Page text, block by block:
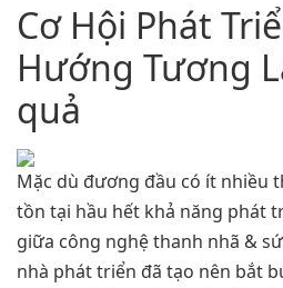
Cơ Hội Phát
Hướng Tương
quả
Mặc dù đương đầu có ít nhiều
tồn tại hầu hết khả năng phát
giữa công nghệ thanh nhã &
nhà phát triển đã tạo nên bắt